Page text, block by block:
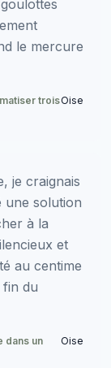
le mercure
troisOise
je craignais
une solution
à la
et
au centime
fin du
dans un
Oise